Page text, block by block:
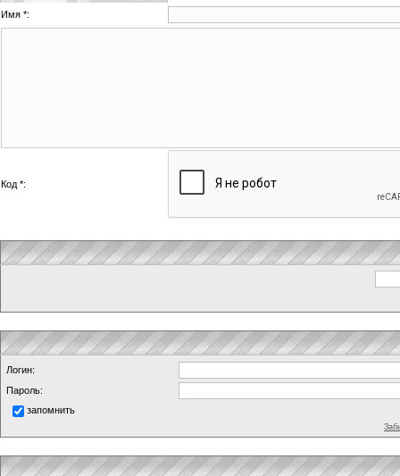
Имя *:
Код *:
Логин:
Пароль:
запомнить